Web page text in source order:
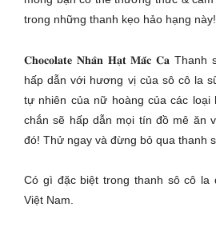
trong những thanh kẹo hảo hạng này!
𝐂𝐡𝐨𝐜𝐨𝐥𝐚𝐭𝐞 𝐍𝐡𝐚̂𝐧 𝐇𝐚̣𝐭 𝐌𝐚̆́𝐜 𝐂𝐚
hấp dẫn với hương vị của sô cô la
tự nhiên của nữ hoàng của các
chắn sẽ hấp dẫn mọi tín đồ mê ăn
đó! Thử ngay và đừng bỏ qua thanh
Có gì đặc biệt trong thanh sô cô la
Việt Nam.